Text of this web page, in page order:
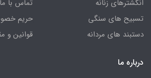
انگشترهای زنانه
تسبیح های سنگی
دستبند های مردانه
تماس با ما
حریم
قوانین و
درباره ما